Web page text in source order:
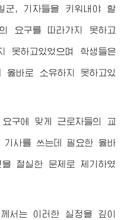
군, 기자들을 키워내야 할
요구를 따라가지 못하고
못하고있었으며 학생들은
옳바로 소유하지 못하고있
구에 맞게 근로자들의 교
사를 쓰는데 필요한 옳바
절실한 문제로 제기하였
께서는 이러한 실정을 깊이